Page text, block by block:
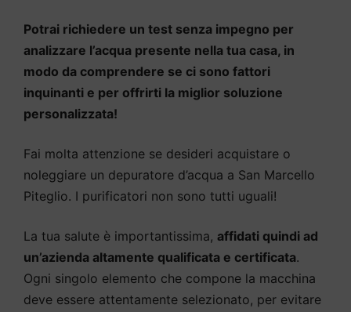
Potrai richiedere un test senza impegno per
analizzare l’acqua presente nella tua casa, in
modo da comprendere se ci sono fattori
inquinanti e per offrirti la miglior soluzione
personalizzata!
Fai molta attenzione se desideri acquistare o
noleggiare un depuratore d’acqua a San Marcello
Piteglio. I purificatori non sono tutti uguali!
La tua salute è importantissima, affidati quindi ad
un’azienda altamente qualificata e certificata.
Ogni singolo elemento che compone la macchina
deve essere attentamente selezionato, per evitare